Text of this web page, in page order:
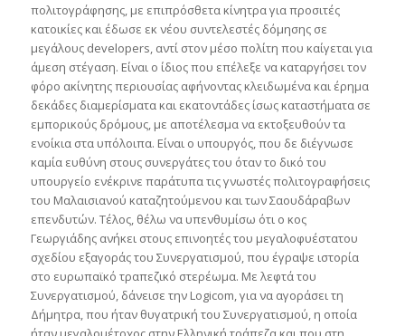
πολιτογράφησης, με επιπρόσθετα κίνητρα για προσιτές
κατοικίες και έδωσε εκ νέου συντελεστές δόμησης σε
μεγάλους developers, αντί στον μέσο πολίτη που καίγεται για
άμεση στέγαση. Είναι ο ίδιος που επέλεξε να καταργήσει τον
φόρο ακίνητης περιουσίας αφήνοντας κλειδωμένα και έρημα
δεκάδες διαμερίσματα και εκατοντάδες ίσως καταστήματα σε
εμπορικούς δρόμους, με αποτέλεσμα να εκτοξευθούν τα
ενοίκια στα υπόλοιπα. Είναι ο υπουργός, που δε διέγνωσε
καμία ευθύνη στους συνεργάτες του όταν το δικό του
υπουργείο ενέκρινε παράτυπα τις γνωστές πολιτογραφήσεις
του Μαλαισιανού καταζητούμενου και των Σαουδάραβων
επενδυτών. Τέλος, θέλω να υπενθυμίσω ότι ο κος
Γεωργιάδης ανήκει στους επινοητές του μεγαλοφυέστατου
σχεδίου εξαγοράς του Συνεργατισμού, που έγραψε ιστορία
στο ευρωπαϊκό τραπεζικό στερέωμα. Με λεφτά του
Συνεργατισμού, δάνεισε την Logicom, για να αγοράσει τη
Δήμητρα, που ήταν θυγατρική του Συνεργατισμού, η οποία